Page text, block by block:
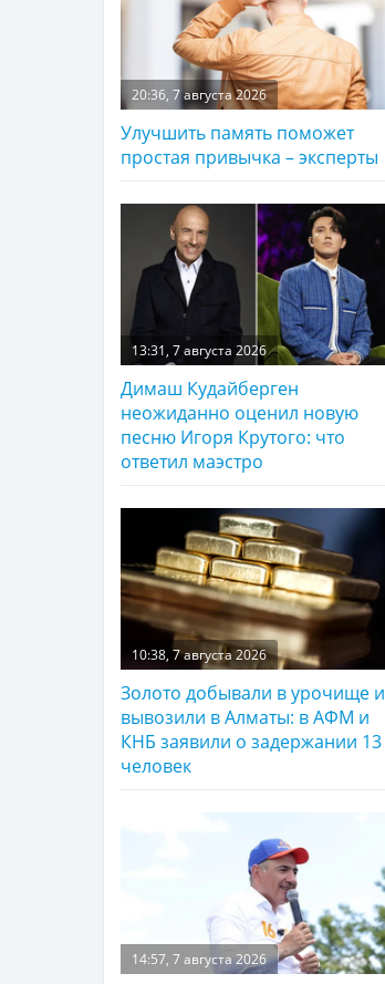
20:36, 7 августа 2026
Улучшить память поможет
простая привычка – эксперты
13:31, 7 августа 2026
Димаш Кудайберген
неожиданно оценил новую
песню Игоря Крутого: что
ответил маэстро
10:38, 7 августа 2026
Золото добывали в урочище и
вывозили в Алматы: в АФМ и
КНБ заявили о задержании 13
человек
14:57, 7 августа 2026